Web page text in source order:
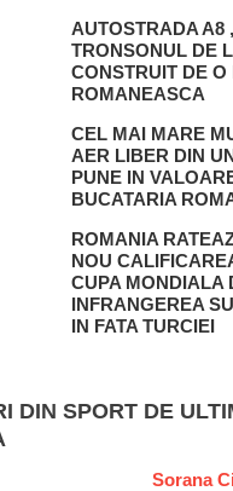
AUTOSTRADA A8
TRONSONUL DE
CONSTRUIT DE O
ROMANEASCA
CEL MAI MARE
AER LIBER DIN
PUNE IN
BUCATARIA
ROMANIA
NOU
CUPA MONDIALA
INFRANGEREA
IN FATA TURCIEI
DIN SPORT DE
Sorana